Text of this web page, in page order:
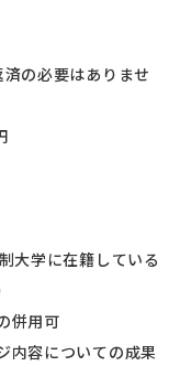
の必要はありませ
大学に在籍している
併用可
内容についての成果